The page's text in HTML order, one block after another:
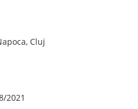
Cluj
2021